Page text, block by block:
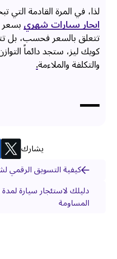
لذا، في المرة القادمة
ايجار سيارات شهري
تتعلق بالسعر فحسب، بل
كويك ليز، ستجد دائماً
والتكلفة والملاءمة.
يشارك
كيفية التسويق الرقمي
دليلك لاستئجار سيارة
المساومة